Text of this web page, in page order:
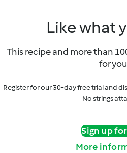
Like what
This recipe and more than
for
Register for our 30-day free trial and
No strings
Sign up
More